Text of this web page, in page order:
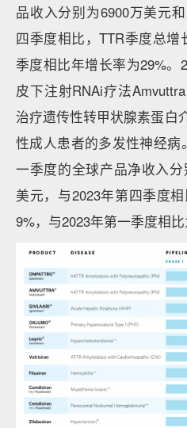
品收入分别为6900万美元
四季度相比，TTR季度总增
季度相比年增长率为29%。
皮下注射RNAi疗法
治疗遗传性转甲状腺素蛋白
性成人患者的多发性神经病
一季度的全球产品净收入
美元，与2023年第四季度
9%，与2023年第一季度相比